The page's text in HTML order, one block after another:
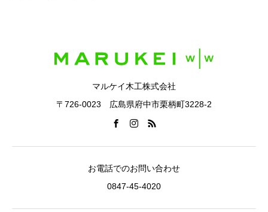
マルケイ木工株式会社
〒726-0023 広島県府中市栗柄町3228-2
お電話でのお問い合わせ
0847-45-4020